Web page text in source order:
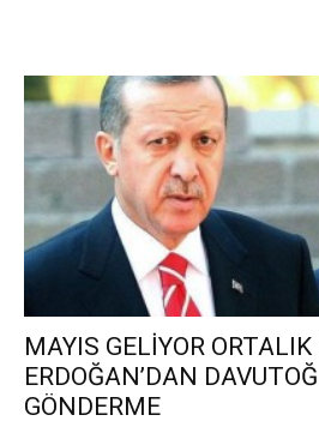
MAYIS GELİYOR ORTALIK
ERDOĞAN’DAN
GÖNDERME